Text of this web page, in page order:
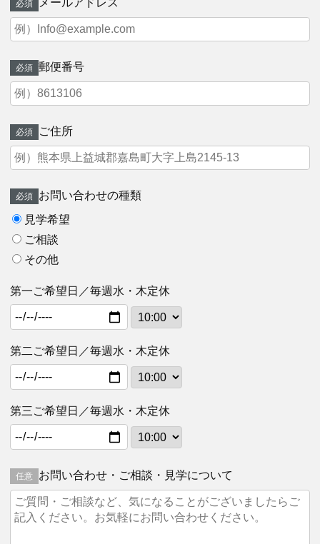
必須 メールアドレス
必須 郵便番号
必須 ご住所
必須
お問い合わせの種類
見学希望
ご相談
その他
第一ご希望日／毎週水・木定休
第二ご希望日／毎週水・木定休
第三ご希望日／毎週水・木定休
任意 お問い合わせ・ご相談・見学について